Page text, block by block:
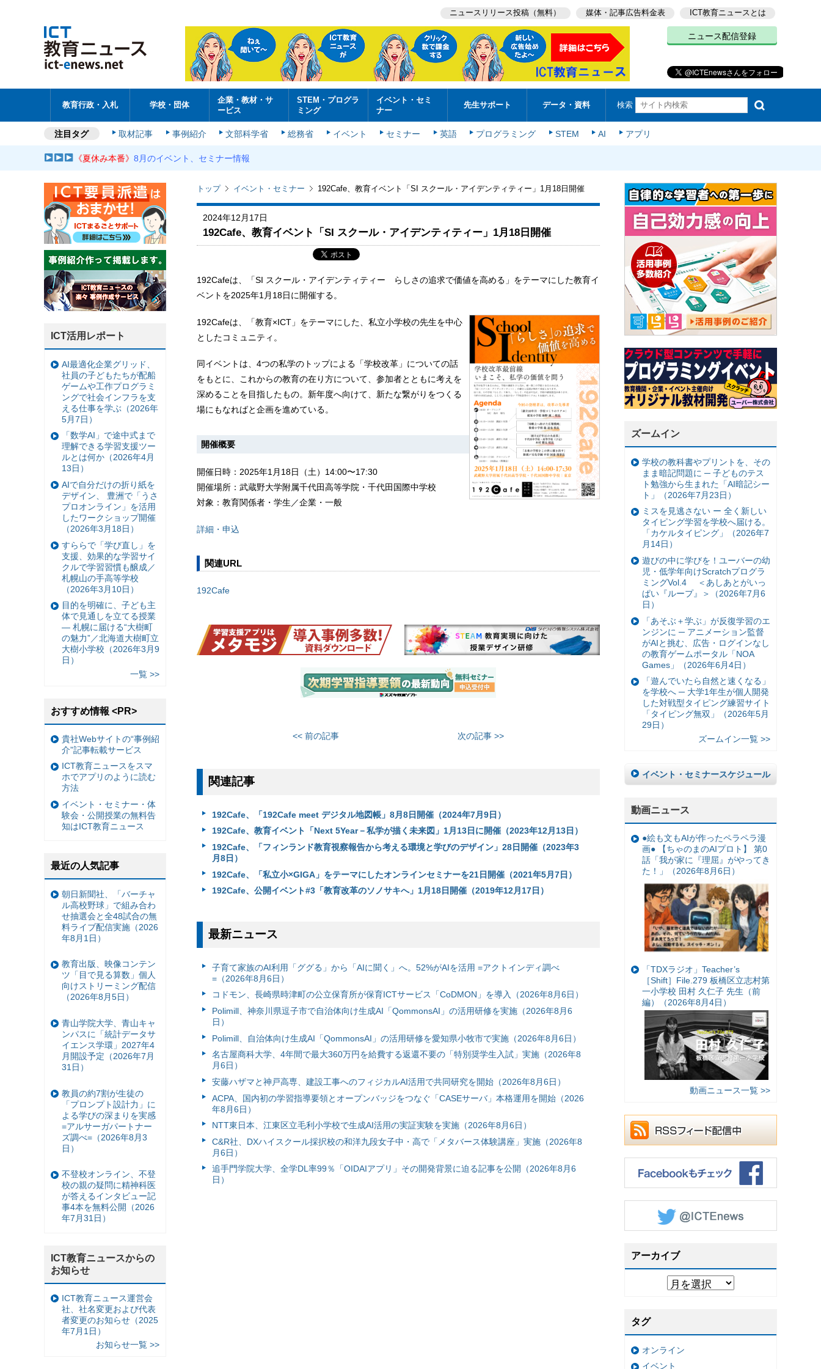
ニュースリリース投稿（無料） 媒体・記事広告料金表 ICT教育ニュースとは
ニュース配信登録
教育行政・入札 学校・団体
企業・教材・サ
ービス
STEM・プログラ
ミング
イベント・セミ
ナー
先生サポート データ・資料 検索
注目タグ 取材記事 事例紹介 文部科学省 総務省 イベント セミナー 英語 プログラミング STEM AI アプリ
《夏休み本番》8月のイベント、セミナー情報
トップ イベント・セミナー 192Cafe、教育イベント「SI スクール・アイデンティティー」1月18日開催
2024年12月17日
192Cafe、教育イベント「SI スクール・アイデンティティー」1月18日開催
192Cafeは、「SI スクール・アイデンティティー らしさの追求で価値を高める」をテーマにした教育イ
ベントを2025年1月18日に開催する。
192Cafeは、「教育×ICT」をテーマにした、私立小学校の先生を中心
としたコミュニティ。
同イベントは、4つの私学のトップによる「学校改革」についての話
をもとに、これからの教育の在り方について、参加者とともに考えを
深めることを目指したもの。新年度へ向けて、新たな繋がりをつくる
場にもなればと企画を進めている。
開催概要
開催日時：2025年1月18日（土）14:00〜17:30
開催場所：武蔵野⼤学附属千代⽥⾼等学院・千代⽥国際中学校
対象：教育関係者・学生／企業・一般
詳細・申込
関連URL
192Cafe
<< 前の記事 次の記事 >>
関連記事
192Cafe、「192Cafe meet デジタル地図帳」8月8日開催（2024年7月9日）
192Cafe、教育イベント「Next 5Year－私学が描く未来図」1月13日に開催（2023年12月13日）
192Cafe、「フィンランド教育視察報告から考える環境と学びのデザイン」28日開催（2023年3
月8日）
192Cafe、「私立小×GIGA」をテーマにしたオンラインセミナーを21日開催（2021年5月7日）
192Cafe、公開イベント#3「教育改革のソノサキへ」1月18日開催（2019年12月17日）
最新ニュース
子育て家族のAI利用「ググる」から「AIに聞く」へ。52%がAIを活用 =アクトインディ調べ
=（2026年8月6日）
コドモン、長崎県時津町の公立保育所が保育ICTサービス「CoDMON」を導入（2026年8月6日）
Polimill、神奈川県逗子市で自治体向け生成AI「QommonsAI」の活用研修を実施（2026年8月6
日）
Polimill、自治体向け生成AI「QommonsAI」の活用研修を愛知県小牧市で実施（2026年8月6日）
名古屋商科大学、4年間で最大360万円を給費する返還不要の「特別奨学生入試」実施（2026年8
月6日）
安藤ハザマと神戸高専、建設工事へのフィジカルAI活用で共同研究を開始（2026年8月6日）
ACPA、国内初の学習指導要領とオープンバッジをつなぐ「CASEサーバ」本格運用を開始（2026
年8月6日）
NTT東日本、江東区立毛利小学校で生成AI活用の実証実験を実施（2026年8月6日）
C&R社、DXハイスクール採択校の和洋九段女子中・高で「メタバース体験講座」実施（2026年8
月6日）
追手門学院大学、全学DL率99％「OIDAIアプリ」その開発背景に迫る記事を公開（2026年8月6
日）
ズームイン
学校の教科書やプリントを、その
まま暗記問題に ─ 子どものテス
ト勉強から生まれた「AI暗記シー
ト」（2026年7月23日）
ミスを見逃さない ー 全く新しい
タイピング学習を学校へ届ける。
「カケルタイピング」（2026年7
月14日）
遊びの中に学びを！ユーバーの幼
児・低学年向けScratchプログラ
ミングVol.4 ＜あしあとがいっ
ぱい『ループ』＞（2026年7月6
日）
「あそぶ＋学ぶ」が反復学習のエ
ンジンに ─ アニメーション監督
がAIと挑む、広告・ログインなし
の教育ゲームポータル「NOA
Games」（2026年6月4日）
「遊んでいたら自然と速くなる」
を学校へ ─ 大学1年生が個人開発
した対戦型タイピング練習サイト
「タイピング無双」（2026年5月
29日）
ズームイン一覧 >>
イベント・セミナースケジュール
動画ニュース
●絵も文もAIが作ったペラペラ漫
画● 【ちゃのまのAIプロト】 第0
話「我が家に『理屈』がやってき
た！」（2026年8月6日）
「TDXラジオ」Teacher’s
［Shift］File.279 板橋区立志村第
一小学校 田村 久仁子 先生（前
編）（2026年8月4日）
動画ニュース一覧 >>
アーカイブ
タグ
オンライン
イベント
ICT活用レポート
AI最適化企業グリッド、
社員の子どもたちが配船
ゲームや工作プログラミ
ングで社会インフラを支
える仕事を学ぶ（2026年
5月7日）
「数学AI」で途中式まで
理解できる学習支援ツー
ルとは何か（2026年4月
13日）
AIで自分だけの折り紙を
デザイン、 豊洲で「うさ
プロオンライン」を活用
したワークショップ開催
（2026年3月18日）
すららで「学び直し」を
支援、効果的な学習サイ
クルで学習習慣も醸成／
札幌山の手高等学校
（2026年3月10日）
目的を明確に、子ども主
体で見通しを立てる授業
— 札幌に届ける“大樹町
の魅力”／北海道大樹町立
大樹小学校（2026年3月9
日）
一覧 >>
おすすめ情報 <PR>
貴社Webサイトの“事例紹
介”記事転載サービス
ICT教育ニュースをスマ
ホでアプリのように読む
方法
イベント・セミナー・体
験会・公開授業の無料告
知はICT教育ニュース
最近の人気記事
朝日新聞社、「バーチャ
ル高校野球」で組み合わ
せ抽選会と全48試合の無
料ライブ配信実施（2026
年8月1日）
教育出版、映像コンテン
ツ「目で見る算数」個人
向けストリーミング配信
（2026年8月5日）
青山学院大学、青山キャ
ンパスに「統計データサ
イエンス学環」2027年4
月開設予定（2026年7月
31日）
教員の約7割が生徒の
「プロンプト設計力」に
よる学びの深まりを実感
=アルサーガパートナー
ズ調べ=（2026年8月3
日）
不登校オンライン、不登
校の親の疑問に精神科医
が答えるインタビュー記
事4本を無料公開（2026
年7月31日）
ICT教育ニュースからの
お知らせ
ICT教育ニュース運営会
社、社名変更および代表
者変更のお知らせ（2025
年7月1日）
お知らせ一覧 >>